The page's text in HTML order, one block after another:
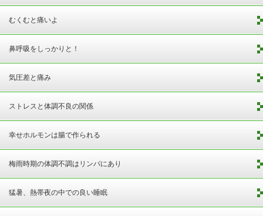
むくむと痛いよ
鼻呼吸をしっかりと！
気圧差と痛み
ストレスと体調不良の関係
幸せホルモンは腸で作られる
梅雨時期の体調不調はリンパにあり
猛暑、熱帯夜の中での良い睡眠